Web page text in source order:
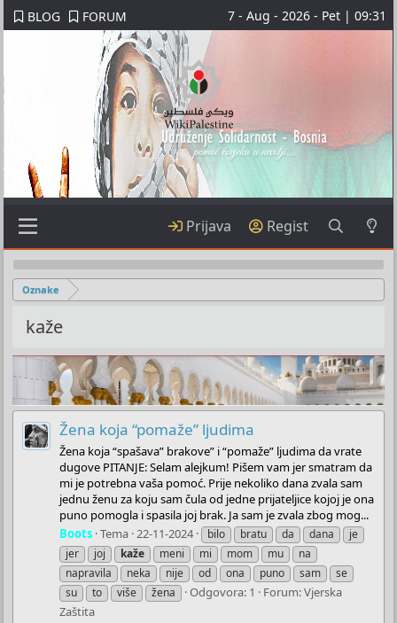
BLOG FORUM 7 - Aug - 2026 - Pet | 09:31
Prijava Regist
Oznake
kaže
Žena koja “pomaže” ljudima
Žena koja “spašava” brakove” i “pomaže” ljudima da vrate
dugove PITANJE: Selam alejkum! Pišem vam jer smatram da
mi je potrebna vaša pomoć. Prije nekoliko dana zvala sam
jednu ženu za koju sam čula od jedne prijateljice kojoj je ona
puno pomogla i spasila joj brak. Ja sam je zvala zbog mog...
Boots Tema 22-11-2024 bilo bratu da dana
je
jer
joj kaže meni mi mom mu
na
napravila
neka nije od ona puno sam
se
su
to više žena Odgovora: 1 Forum:Vjerska
Zaštita